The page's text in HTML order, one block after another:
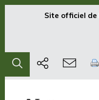
Site officiel de